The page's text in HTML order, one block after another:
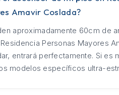
Amavir Coslada?
aproximadamente 60cm de
Personas Mayores
entrará perfectamente. Si es
modelos específicos ultra-